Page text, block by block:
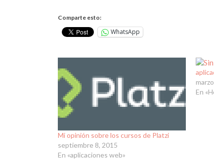
Comparte esto:
WhatsApp
Mi opinión sobre los cursos de Platzi
septiembre 8, 2015
En «aplicaciones web»
En